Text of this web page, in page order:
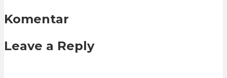
Komentar
Leave a Reply